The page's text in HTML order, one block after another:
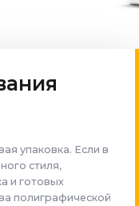
упаковка. Если в
стиля,
и готовых
полиграфической